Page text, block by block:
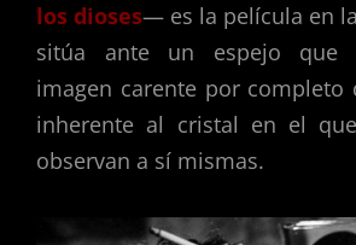
los dioses— es la película en
sitúa ante un espejo que
imagen carente por completo
inherente al cristal en el
observan a sí mismas.